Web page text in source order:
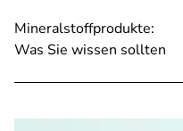
Mineralstoffprodukte:
Was Sie wissen sollten